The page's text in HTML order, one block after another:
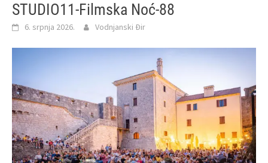
STUDIO11-Filmska Noć-88
6. srpnja 2026. Vodnjanski Đir